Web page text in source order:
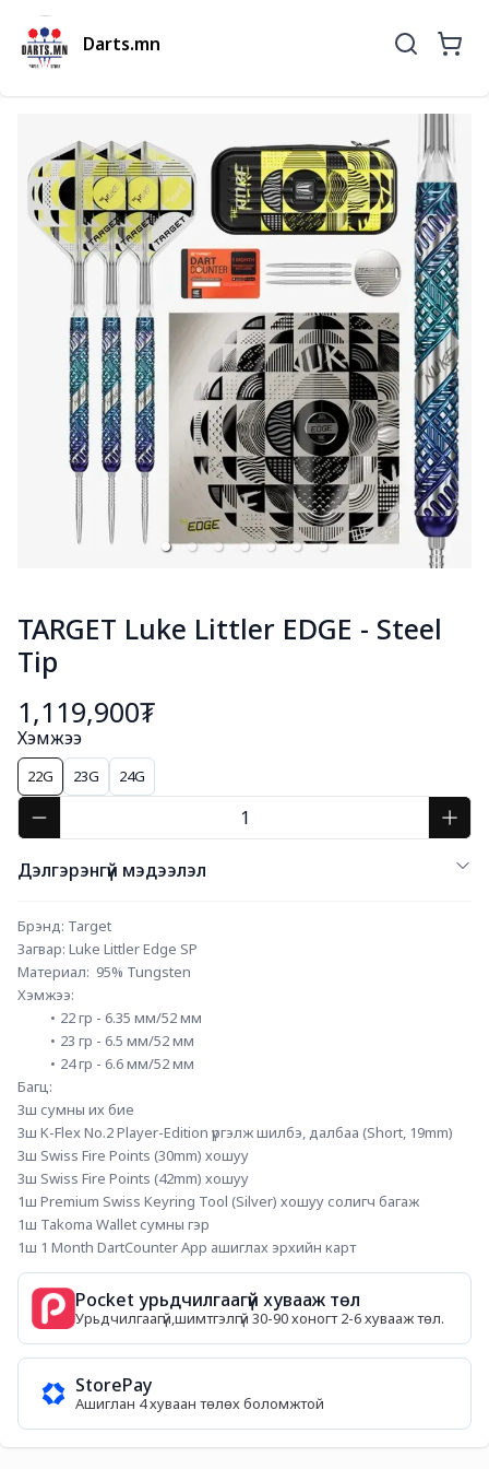
Darts.mn
TARGET Luke Littler EDGE - Steel
Tip
1,119,900₮
Хэмжээ
22G 23G 24G
Дэлгэрэнгүй мэдээлэл
Брэнд: Target
Загвар: Luke Littler Edge SP
Материал:	95% Tungsten
Хэмжээ:
22 гр - 6.35 мм/52 мм
23 гр - 6.5 мм/52 мм
24 гр - 6.6 мм/52 мм
Багц:
3ш сумны их бие
3ш K-Flex No.2 Player-Edition үргэлж шилбэ, далбаа (Short, 19mm)
3ш Swiss Fire Points (30mm) хошуу
3ш Swiss Fire Points (42mm) хошуу
1ш Premium Swiss Keyring Tool (Silver) хошуу солигч багаж
1ш Takoma Wallet сумны гэр
1ш 1 Month DartCounter App ашиглах эрхийн карт
Pocket урьдчилгаагүй хувааж төл
Урьдчилгаагүй,шимтгэлгүй 30-90 хоногт 2-6 хувааж төл.
StorePay
Ашиглан 4 хуваан төлөх боломжтой